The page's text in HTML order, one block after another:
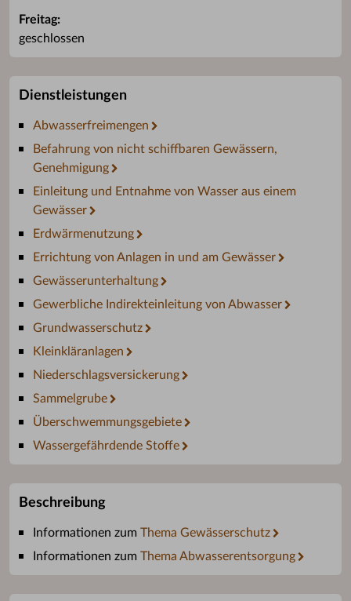
Freitag:
geschlossen
Dienstleistungen
Abwasserfreimengen
Befahrung von nicht schiffbaren Gewässern,
Genehmigung
Einleitung und Entnahme von Wasser aus einem
Gewässer
Erdwärmenutzung
Errichtung von Anlagen in und am Gewässer
Gewässerunterhaltung
Gewerbliche Indirekteinleitung von Abwasser
Grundwasserschutz
Kleinkläranlagen
Niederschlagsversickerung
Sammelgrube
Überschwemmungsgebiete
Wassergefährdende Stoffe
Beschreibung
Informationen zum Thema Gewässerschutz
Informationen zum Thema Abwasserentsorgung